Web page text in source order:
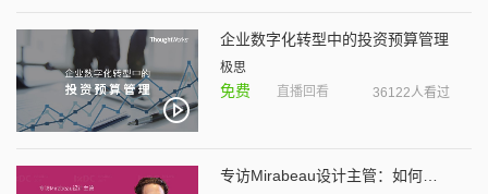
企业数字化转型中的投资预算管理
极思
免费 直播回看 36122人看过